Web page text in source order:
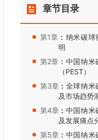
章节目录
第1章：：纳米碳
明
第2章：：中国纳
（PEST）
第3章：：全球纳米
及市场趋势
第4章：：中国纳米
及发展痛点
第5章：：中国纳米